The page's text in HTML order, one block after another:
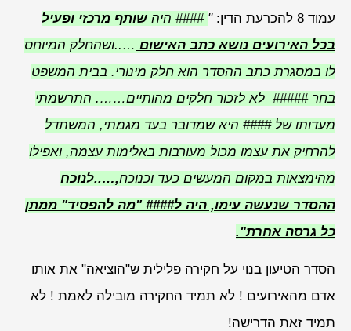
עמוד 8 להכרעת הדין:
" #### היה שותף מרכזי ופעיל
בכל האירועים נושא כתב האישום …..ושהחלק המיוחס
לו במסגרת כתב ההסדר הוא חלק מינורי. בבית המשפט
בחר ##### לא לזכור חלקים מהותיים……. התרשמתי
מעדותו של #### היא שמדובר בעד מגמתי, המשתדל
להרחיק את עצמו מכול מעורבות באלימות עצמה, ואפילו
מהימצאות במקום המעשים כעד וכנוכח,…..לנוכח
ההסדר שנעשה עימו, היה ל#### "מה להפסיד" ממתן
כל גרסה אחרת".
הסדר הטיעון בנוי על חקירה פלילית ש"הוציאה" את אותו
אדם מהאירועים ! לא תמיד החקירה מובילה לאמת ! לא
תמיד זאת הדרישה!